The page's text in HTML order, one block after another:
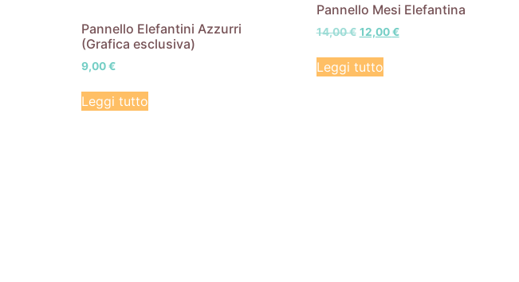
Pannello Elefantini Azzurri
(Grafica esclusiva)
9,00€
Leggi tutto
Pannello Mesi Elefantina
14,00€ 12,00€
Leggi tutto